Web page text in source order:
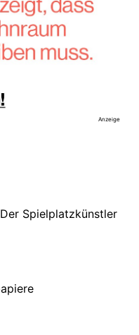
Anzeige
Spielplatzkünstler